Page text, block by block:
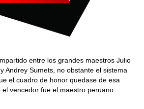
entre los grandes maestros Julio
Andrey Sumets, no obstante el sistema
el cuadro de honor quedase de esa
vencedor fue el maestro peruano.